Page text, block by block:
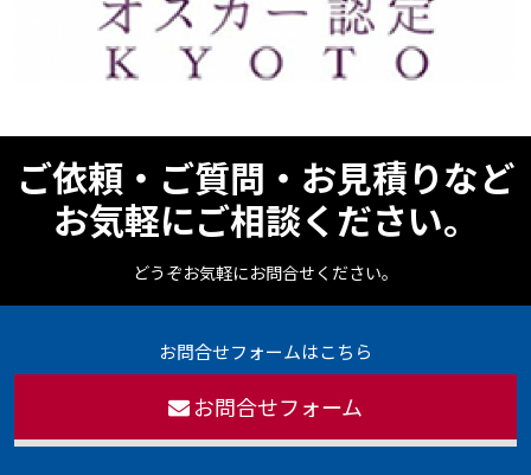
ご依頼・ご質問・お見積りなど
お気軽にご相談ください。
どうぞお気軽にお問合せください。
お問合せフォームはこちら
お問合せフォーム